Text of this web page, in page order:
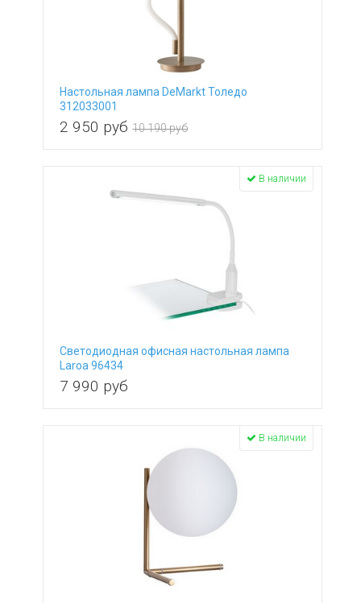
Настольная лампа DeMarkt Толедо
312033001
2 950 руб 10 190 руб
Светодиодная офисная настольная лампа
Laroa 96434
7 990 руб
В наличии
В наличии